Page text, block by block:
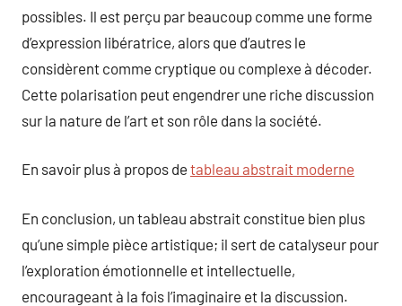
possibles. Il est perçu par beaucoup comme une forme
d’expression libératrice, alors que d’autres le
considèrent comme cryptique ou complexe à décoder.
Cette polarisation peut engendrer une riche discussion
sur la nature de l’art et son rôle dans la société.
En savoir plus à propos de tableau abstrait moderne
En conclusion, un tableau abstrait constitue bien plus
qu’une simple pièce artistique; il sert de catalyseur pour
l’exploration émotionnelle et intellectuelle,
encourageant à la fois l’imaginaire et la discussion.